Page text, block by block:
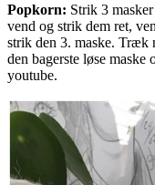
Popkorn: Strik 3
vend og strik dem ret,
strik den 3. maske. Træk
den bagerste løse
youtube.